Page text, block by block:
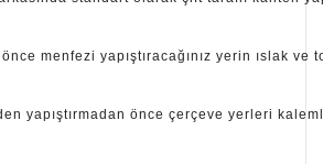
menfezi yapıştıracağınız yerin ıslak
yapıştırmadan önce çerçeve yerleri